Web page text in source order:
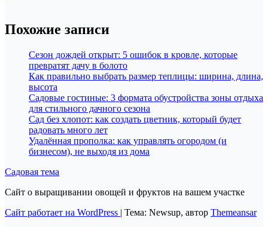
Похожие записи
Сезон дождей открыт: 5 ошибок в кровле, которые
превратят дачу в болото
Как правильно выбрать размер теплицы: ширина, длина,
высота
Садовые гостиные: 3 формата обустройства зоны отдыха
для стильного дачного сезона
Сад без хлопот: как создать цветник, который будет
радовать много лет
Удалённая прополка: как управлять огородом (и
бизнесом), не выходя из дома
Садовая тема
Сайт о выращивании овощей и фруктов на вашем участке
Сайт работает на WordPress | Тема: Newsup, автор Themeansar